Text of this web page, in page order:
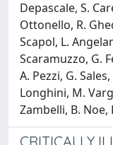
Depascale, S.
Ottonello, R.
Scapol, L.
Scaramuzzo, G.
A. Pezzi, G.
Longhini, M.
Zambelli, B. Noe,
CRITICALLY